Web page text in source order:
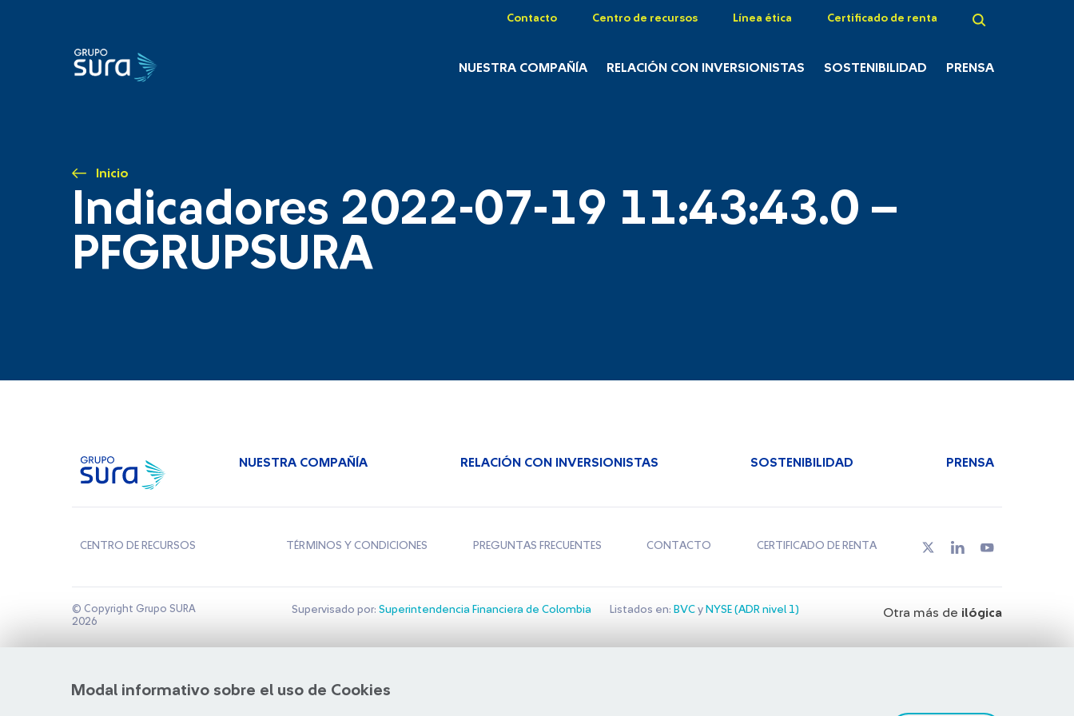
Contacto Centro de recursos Línea ética Certificado de renta
NUESTRA COMPAÑÍA RELACIÓN CON INVERSIONISTAS SOSTENIBILIDAD PRENSA
Inicio
Indicadores 2022-07-19 11:43:43.0 –
PFGRUPSURA
Modal informativo sobre el uso de Cookies
NUESTRA COMPAÑÍA RELACIÓN CON INVERSIONISTAS SOSTENIBILIDAD PRENSA
CENTRO DE RECURSOS TÉRMINOS Y CONDICIONES PREGUNTAS FRECUENTES CONTACTO CERTIFICADO DE RENTA
© Copyright Grupo SURA
2026
Supervisado por: Superintendencia Financiera de Colombia Listados en: BVCy NYSE (ADR nivel 1) Otra más de ilógica